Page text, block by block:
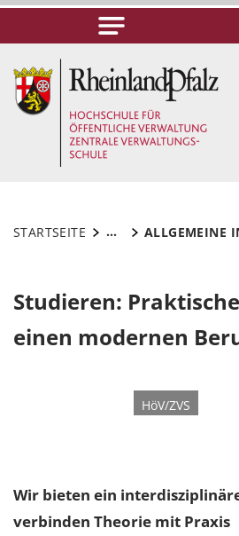
STARTSEITE ... ALLGEMEINE
Studieren:
einen modernen
HöV/ZVS
Wir bieten ein
verbinden Theorie mit Praxis